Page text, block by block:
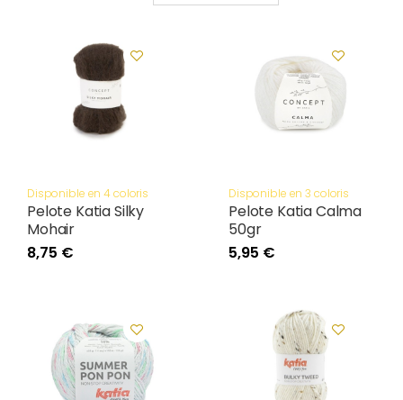
Disponible en 4 coloris
Pelote Katia Silky
Mohair
8,75 €
Disponible en 3 coloris
Pelote Katia Calma
50gr
5,95 €